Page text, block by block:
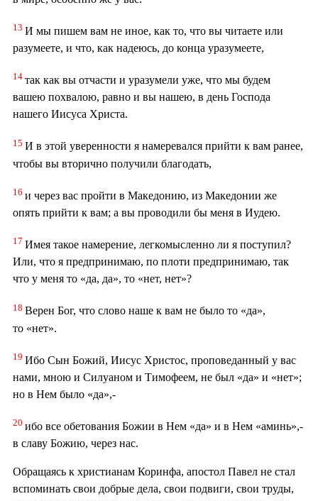
13 И мы пишем вам не иное, как то, что вы читаете или
разумеете, и что, как надеюсь, до конца уразумеете,
14 так как вы отчасти и уразумели уже, что мы будем
вашею похвалою, равно и вы нашею, в день Господа
нашего Иисуса Христа.
15 И в этой уверенности я намеревался прийти к вам ранее,
чтобы вы вторично получили благодать,
16 и через вас пройти в Македонию, из Македонии же
опять прийти к вам; а вы проводили бы меня в Иудею.
17 Имея такое намерение, легкомысленно ли я поступил?
Или, что я предпринимаю, по плоти предпринимаю, так
что у меня то «да, да», то «нет, нет»?
18 Верен Бог, что слово наше к вам не было то «да»,
то «нет».
19 Ибо Сын Божий, Иисус Христос, проповеданный у вас
нами, мною и Силуаном и Тимофеем, не был «да» и «нет»;
но в Нем было «да»,-
20 ибо все обетования Божии в Нем «да» и в Нем «аминь»,-
в славу Божию, через нас.
Обращаясь к христианам Коринфа, апостол Павел не стал
вспоминать свои добрые дела, свои подвиги, свои труды,